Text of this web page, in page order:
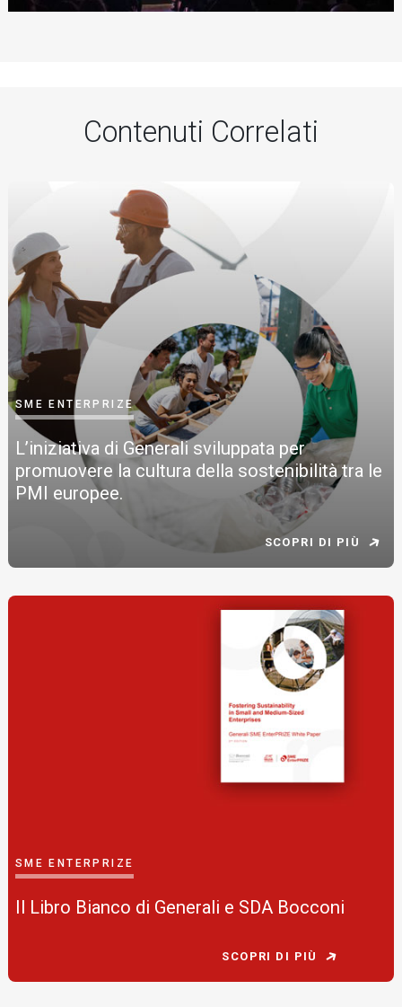
Contenuti Correlati
SME ENTERPRIZE
L’iniziativa di Generali sviluppata per
promuovere la cultura della sostenibilità tra le
PMI europee.
SCOPRI DI PIÙ
SME ENTERPRIZE
Il Libro Bianco di Generali e SDA Bocconi
SCOPRI DI PIÙ